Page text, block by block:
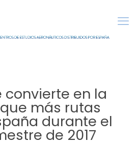
convierte en la
más rutas
durante el
de 2017